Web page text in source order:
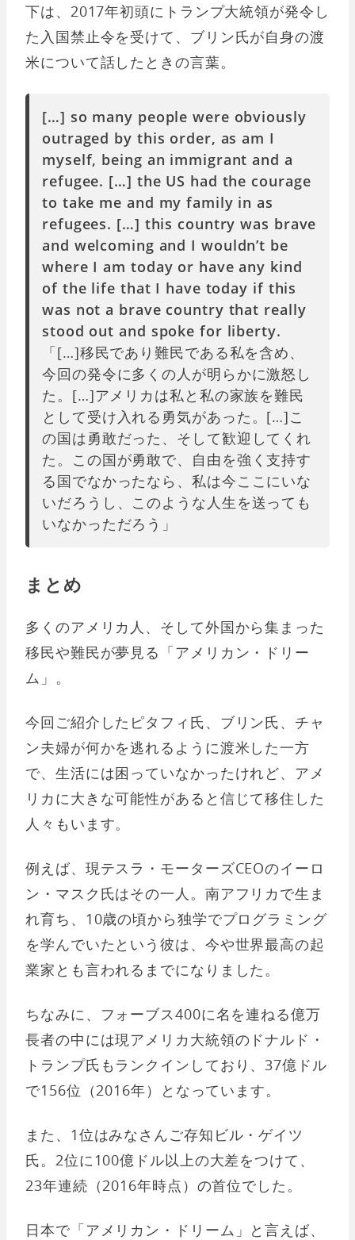
下は、2017年初頭にトランプ大統領が発令し
た入国禁止令を受けて、ブリン氏が自身の渡
米について話したときの言葉。
[…] so many people were obviously
outraged by this order, as am I
myself, being an immigrant and a
refugee. […] the US had the courage
to take me and my family in as
refugees. […] this country was brave
and welcoming and I wouldn’t be
where I am today or have any kind
of the life that I have today if this
was not a brave country that really
stood out and spoke for liberty.
「[…]移民であり難民である私を含め、
今回の発令に多くの人が明らかに激怒し
た。[…]アメリカは私と私の家族を難民
として受け入れる勇気があった。[…]こ
の国は勇敢だった、そして歓迎してくれ
た。この国が勇敢で、自由を強く支持す
る国でなかったなら、私は今ここにいな
いだろうし、このような人生を送っても
いなかっただろう」
まとめ
多くのアメリカ人、そして外国から集まった
移民や難民が夢見る「アメリカン・ドリー
ム」。
今回ご紹介したピタフィ氏、ブリン氏、チャ
ン夫婦が何かを逃れるように渡米した一方
で、生活には困っていなかったけれど、アメ
リカに大きな可能性があると信じて移住した
人々もいます。
例えば、現テスラ・モーターズCEOのイーロ
ン・マスク氏はその一人。南アフリカで生ま
れ育ち、10歳の頃から独学でプログラミング
を学んでいたという彼は、今や世界最高の起
業家とも言われるまでになりました。
ちなみに、フォーブス400に名を連ねる億万
長者の中には現アメリカ大統領のドナルド・
トランプ氏もランクインしており、37億ドル
で156位（2016年）となっています。
また、1位はみなさんご存知ビル・ゲイツ
氏。2位に100億ドル以上の大差をつけて、
23年連続（2016年時点）の首位でした。
日本で「アメリカン・ドリーム」と言えば、